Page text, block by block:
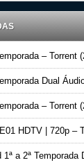
(2016) Dublado e
Áudio (2016) 720p
(2016) HDTV | 720p |
HDTV | 720p –
Dublado Torrent (2016) HDTV |